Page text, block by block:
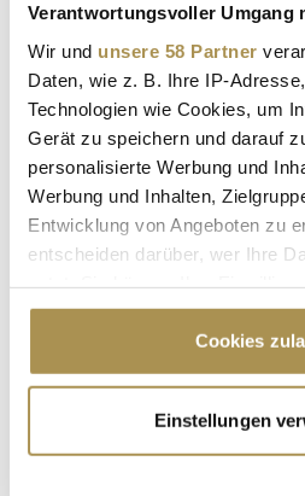
Verantwortungsvoller Umgang
Wir und unsere 58 Partner
Daten, wie z. B. Ihre IP-
Technologien wie Cookies, um
Gerät zu speichern und darauf
personalisierte Werbung und
Werbung und Inhalten,
Entwicklung von Angeboten zu
entscheiden darüber, wer Ihre
Cookie-Erklärung oder durch
Trigger Symbol ändern oder
Informationen über Ihre
erfassen, welche bis auf
Cookies
Einstellungen